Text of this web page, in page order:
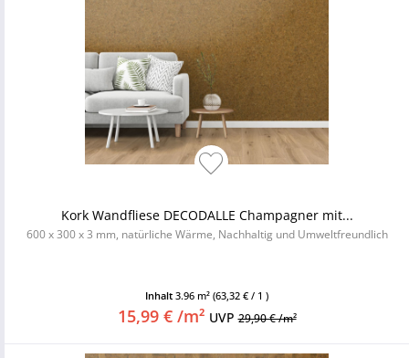
Kork Wandfliese DECODALLE Champagner mit...
600 x 300 x 3 mm, natürliche Wärme, Nachhaltig und Umweltfreundlich
Inhalt 3.96 m² (63,32 € / 1 )
15,99 € /m² UVP29,90 € /m²